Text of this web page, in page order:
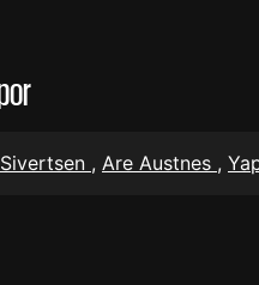
, Are Austnes ,